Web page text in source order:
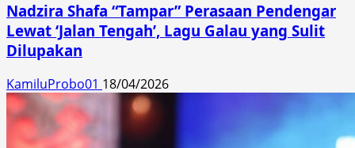
Nadzira Shafa “Tampar” Perasaan Pendengar
Lewat ‘Jalan Tengah’, Lagu Galau yang Sulit
Dilupakan
KamiluProbo01 18/04/2026